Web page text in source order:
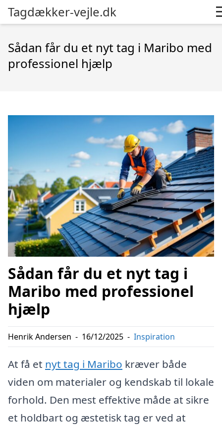
Tagdækker-vejle.dk
Sådan får du et nyt tag i Maribo med
professionel hjælp
Sådan får du et nyt tag i
Maribo med professionel
hjælp
Henrik Andersen - 16/12/2025 - Inspiration
At få et nyt tag i Maribo kræver både
viden om materialer og kendskab til lokale
forhold. Den mest effektive måde at sikre
et holdbart og æstetisk tag er ved at